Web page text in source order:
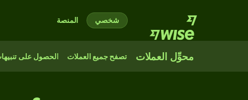
شخصي المنصة
محوِّل العملات تصفح جميع العملات الحصول على